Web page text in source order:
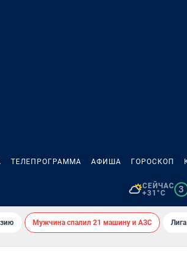
ТЕЛЕПРОГРАММА АФИША ГОРОСКОП
СЕЙЧАС
+31°C
3
Мужчина спалил 21 машину и АЗС